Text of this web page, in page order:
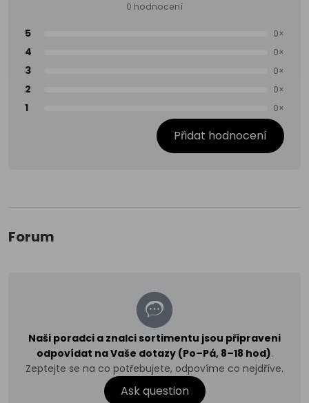
0 hodnocení
5 0×
4 0×
3 0×
2 0×
1 0×
Přidat hodnocení
Forum
Naši poradci a znalci sortimentu jsou připraveni
odpovídat na Vaše dotazy (Po–Pá, 8–18 hod).
Zeptejte se na co potřebujete, odpovíme co nejdříve.
Ask question